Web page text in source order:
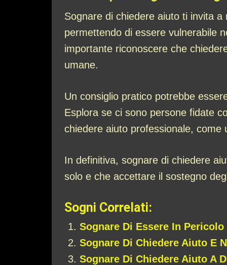
Sognare di chiedere aiuto ti invita
permettendo di essere vulnerabile
importante riconoscere che
umane.
Un consiglio pratico potrebbe
Esplora se ci sono persone fidate
chiedere aiuto professionale,
In definitiva, sognare di chiedere
solo e che accettare il sostegno
Sogni Correlati:
Sognare Di Essere In
Sognare Di Chiedere Aiuto E
Sognare Di Chiedere Aiuto A